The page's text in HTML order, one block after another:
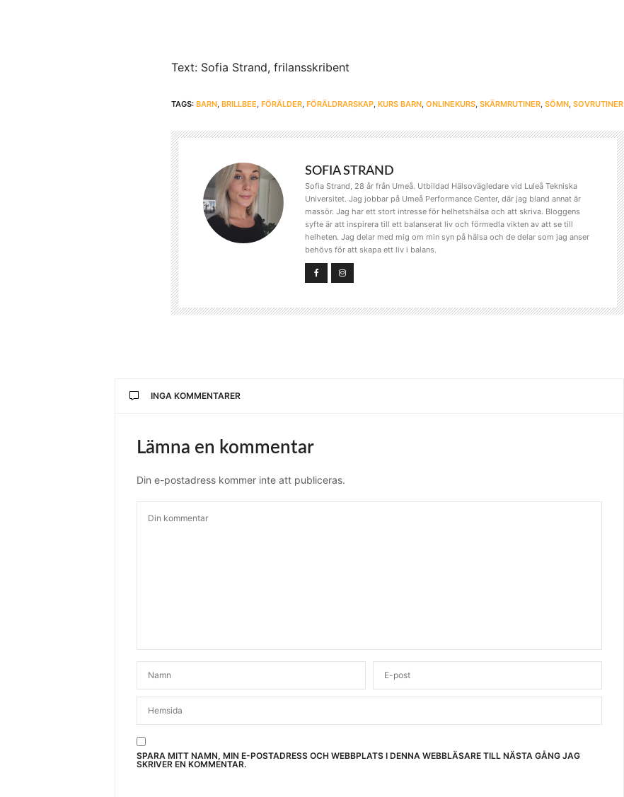
Text: Sofia Strand, frilansskribent
TAGS: BARN BRILLBEE FÖRÄLDER FÖRÄLDRARSKAP KURS BARN ONLINEKURS SKÄRMRUTINER SÖMN SOVRUTINER
SOFIA STRAND
Sofia Strand, 28 år från Umeå. Utbildad Hälsovägledare vid Luleå Tekniska
Universitet. Jag jobbar på Umeå Performance Center, där jag bland annat är
massör. Jag har ett stort intresse för helhetshälsa och att skriva. Bloggens
syfte är att inspirera till ett balanserat liv och förmedla vikten av att se till
helheten. Jag delar med mig om min syn på hälsa och de delar som jag anser
behövs för att skapa ett liv i balans.
INGA KOMMENTARER
Lämna en kommentar
Din e-postadress kommer inte att publiceras.
SPARA MITT NAMN, MIN E-POSTADRESS OCH WEBBPLATS I DENNA WEBBLÄSARE TILL NÄSTA GÅNG JAG
SKRIVER EN KOMMENTAR.